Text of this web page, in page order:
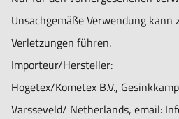
Unsachgemäße Verwendung kann
Verletzungen führen.
Importeur/Hersteller:
Hogetex/Kometex B.V.,
Varsseveld/ Netherlands, email: